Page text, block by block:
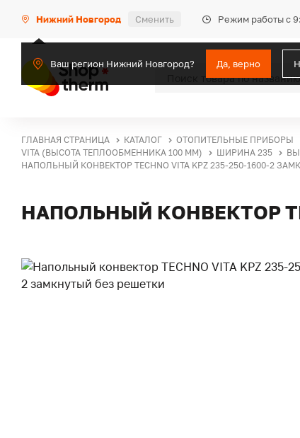
Нижний Новгород Сменить Режим работы с
Ваш регион Нижний Новгород? Да, верно
ГЛАВНАЯ СТРАНИЦА КАТАЛОГ ОТОПИТЕЛЬНЫЕ ПРИБОРЫ
VITA (ВЫСОТА ТЕПЛООБМЕННИКА 100 ММ)
ШИРИНА 235
НАПОЛЬНЫЙ КОНВЕКТОР TECHNO VITA KPZ 235-250-1600-2
НАПОЛЬНЫЙ КОНВЕКТОР